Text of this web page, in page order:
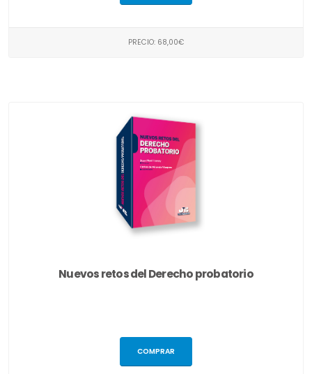
PRECIO: 68,00€
Nuevos retos del Derecho probatorio
COMPRAR